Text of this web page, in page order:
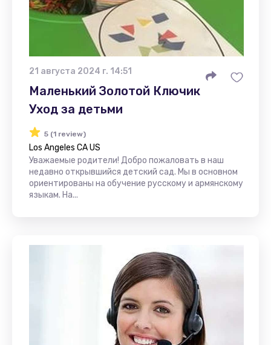
21 августа 2024 г. 14:51
Маленький Золотой Ключик
Уход за детьми
5 (1 review)
Los Angeles CA US
Уважаемые родители! Добро пожаловать в наш
недавно открывшийся детский сад. Мы в основном
ориентированы на обучение русскому и армянскому
языкам. На...